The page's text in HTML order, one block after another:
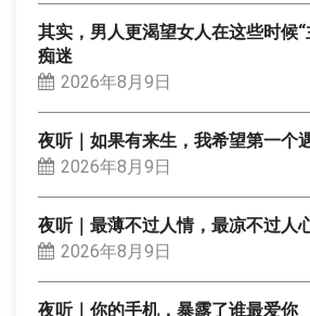
其实，男人更渴望女人在这些时候
痴迷
2026年8月9日
夜听｜如果有来生，我希望第一个
2026年8月9日
夜听｜最薄不过人情，最凉不过人
2026年8月9日
夜听｜你的手机，暴露了谁最爱你